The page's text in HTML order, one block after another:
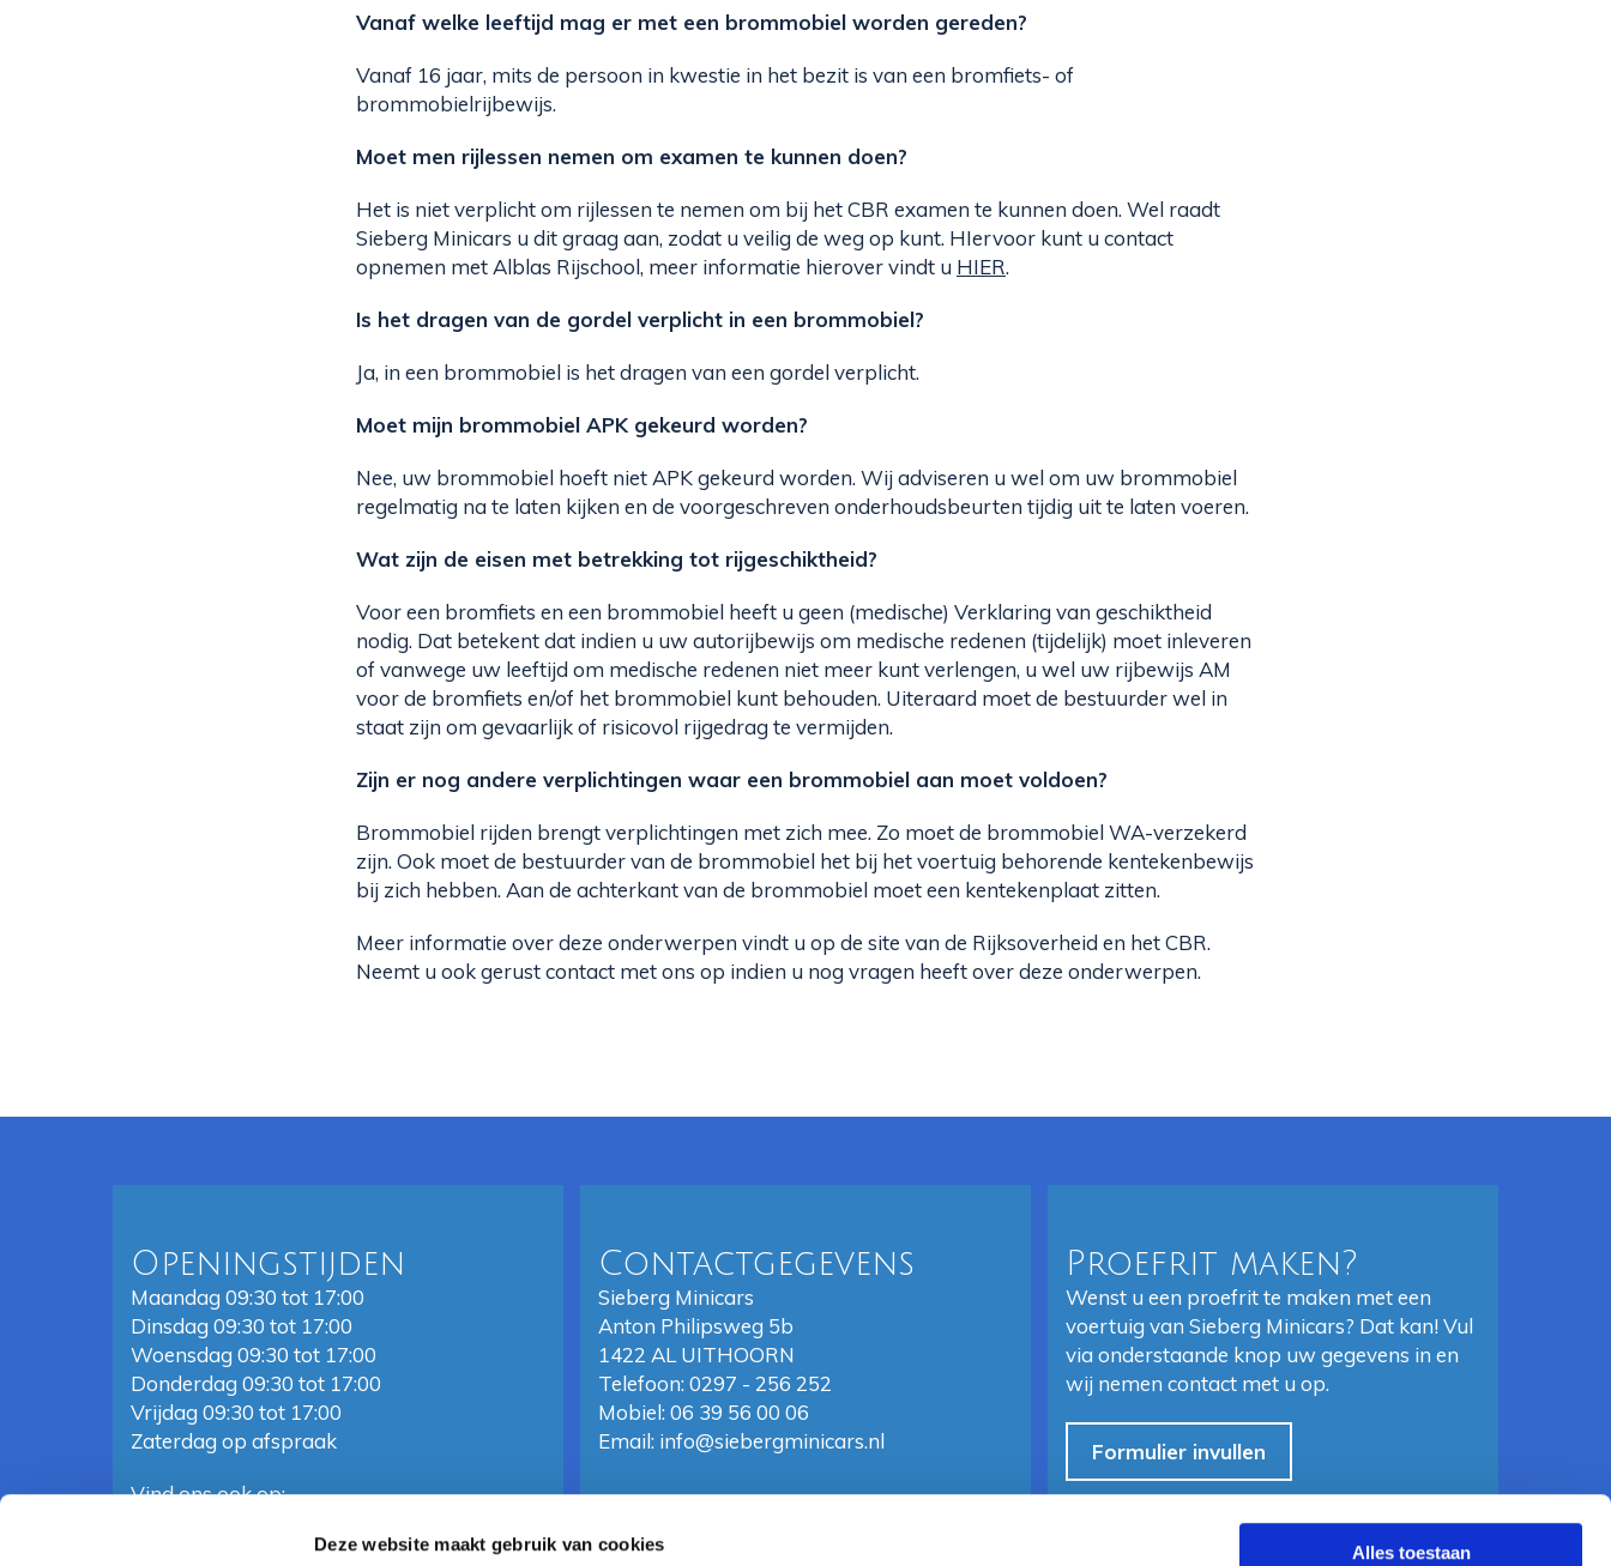
Deze website maakt gebruik van cookies Alles toestaan
Vanaf welke leeftijd mag er met een brommobiel worden gereden?
Vanaf 16 jaar, mits de persoon in kwestie in het bezit is van een bromfiets- of
brommobielrijbewijs.
Moet men rijlessen nemen om examen te kunnen doen?
Het is niet verplicht om rijlessen te nemen om bij het CBR examen te kunnen doen. Wel raadt
Sieberg Minicars u dit graag aan, zodat u veilig de weg op kunt. HIervoor kunt u contact
opnemen met Alblas Rijschool, meer informatie hierover vindt u HIER.
Is het dragen van de gordel verplicht in een brommobiel?
Ja, in een brommobiel is het dragen van een gordel verplicht.
Moet mijn brommobiel APK gekeurd worden?
Nee, uw brommobiel hoeft niet APK gekeurd worden. Wij adviseren u wel om uw brommobiel
regelmatig na te laten kijken en de voorgeschreven onderhoudsbeurten tijdig uit te laten voeren.
Wat zijn de eisen met betrekking tot rijgeschiktheid?
Voor een bromfiets en een brommobiel heeft u geen (medische) Verklaring van geschiktheid
nodig. Dat betekent dat indien u uw autorijbewijs om medische redenen (tijdelijk) moet inleveren
of vanwege uw leeftijd om medische redenen niet meer kunt verlengen, u wel uw rijbewijs AM
voor de bromfiets en/of het brommobiel kunt behouden. Uiteraard moet de bestuurder wel in
staat zijn om gevaarlijk of risicovol rijgedrag te vermijden.
Zijn er nog andere verplichtingen waar een brommobiel aan moet voldoen?
Brommobiel rijden brengt verplichtingen met zich mee. Zo moet de brommobiel WA-verzekerd
zijn. Ook moet de bestuurder van de brommobiel het bij het voertuig behorende kentekenbewijs
bij zich hebben. Aan de achterkant van de brommobiel moet een kentekenplaat zitten.
Meer informatie over deze onderwerpen vindt u op de site van de Rijksoverheid en het CBR.
Neemt u ook gerust contact met ons op indien u nog vragen heeft over deze onderwerpen.
Openingstijden
Maandag 09:30 tot 17:00
Dinsdag 09:30 tot 17:00
Woensdag 09:30 tot 17:00
Donderdag 09:30 tot 17:00
Vrijdag 09:30 tot 17:00
Zaterdag op afspraak
Vind ons ook op:
Contactgegevens
Sieberg Minicars
Anton Philipsweg 5b
1422 AL UITHOORN
Telefoon: 0297 - 256 252
Mobiel: 06 39 56 00 06
Email: info@siebergminicars.nl
Proefrit maken?
Wenst u een proefrit te maken met een
voertuig van Sieberg Minicars? Dat kan! Vul
via onderstaande knop uw gegevens in en
wij nemen contact met u op.
Formulier invullen